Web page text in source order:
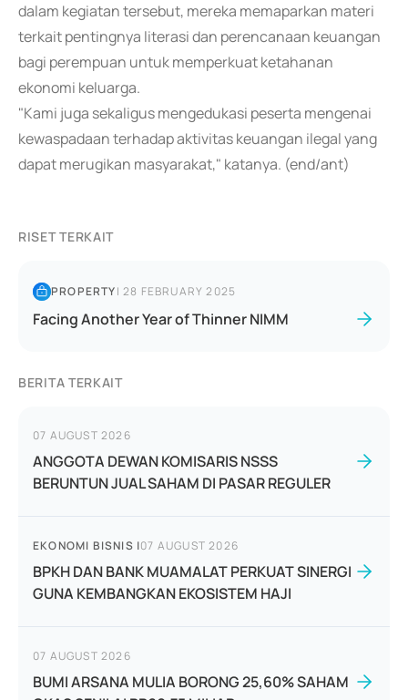
dalam kegiatan tersebut, mereka memaparkan materi
terkait pentingnya literasi dan perencanaan keuangan
bagi perempuan untuk memperkuat ketahanan
ekonomi keluarga.
"Kami juga sekaligus mengedukasi peserta mengenai
kewaspadaan terhadap aktivitas keuangan ilegal yang
dapat merugikan masyarakat," katanya. (end/ant)
RISET TERKAIT
PROPERTY|28 FEBRUARY 2025
Facing Another Year of Thinner NIMM
BERITA TERKAIT
07 AUGUST 2026
ANGGOTA DEWAN KOMISARIS NSSS
BERUNTUN JUAL SAHAM DI PASAR REGULER
EKONOMI BISNIS |07 AUGUST 2026
BPKH DAN BANK MUAMALAT PERKUAT SINERGI
GUNA KEMBANGKAN EKOSISTEM HAJI
07 AUGUST 2026
BUMI ARSANA MULIA BORONG 25,60% SAHAM